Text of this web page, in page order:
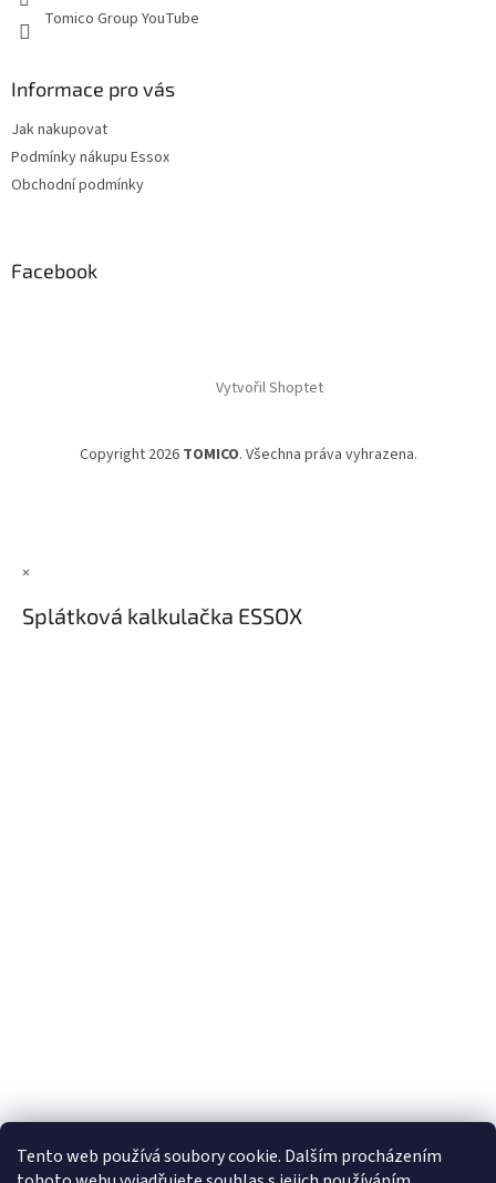
Tento web používá soubory cookie. Dalším procházením
Tomico Group YouTube
Informace pro vás
Jak nakupovat
Podmínky nákupu Essox
Obchodní podmínky
Facebook
Vytvořil Shoptet
Copyright 2026 TOMICO. Všechna práva vyhrazena.
×
Splátková kalkulačka ESSOX